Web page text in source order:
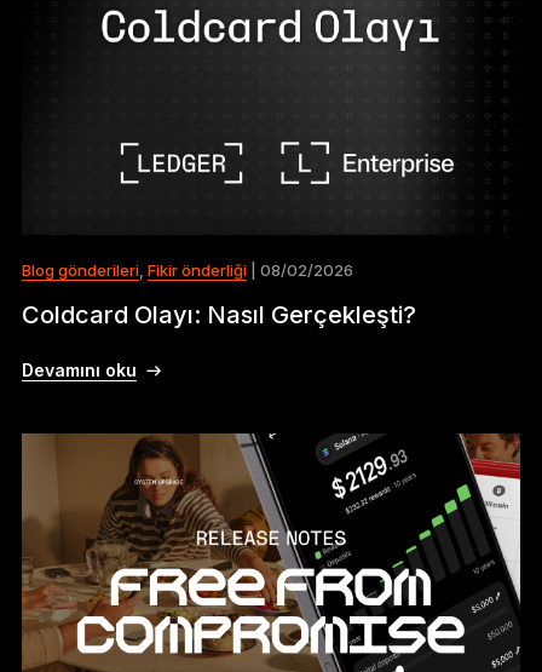
Blog gönderileri, Fikir önderliği| 08/02/2026
Coldcard Olayı: Nasıl Gerçekleşti?
Devamını oku